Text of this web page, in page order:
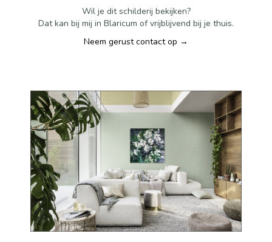
Wil je dit schilderij bekijken?
Dat kan bij mij in Blaricum of vrijblijvend bij je thuis.
Neem gerust contact op →